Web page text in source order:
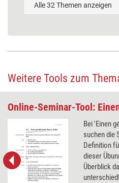
Alle 32 Themen anzeigen
Weitere Tools zum
Bei 'Einen
suchen die
Definition
dieser
Überblick